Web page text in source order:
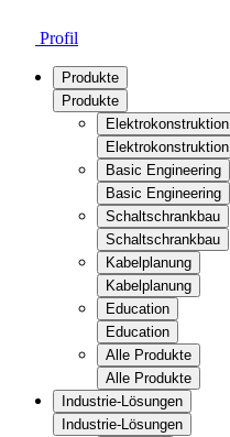
Profil
Produkte
Produkte
Elektrokonstruktion
Elektrokonstruktion
Basic Engineering
Basic Engineering
Schaltschrankbau
Schaltschrankbau
Kabelplanung
Kabelplanung
Education
Education
Alle Produkte
Alle Produkte
Industrie-Lösungen
Industrie-Lösungen